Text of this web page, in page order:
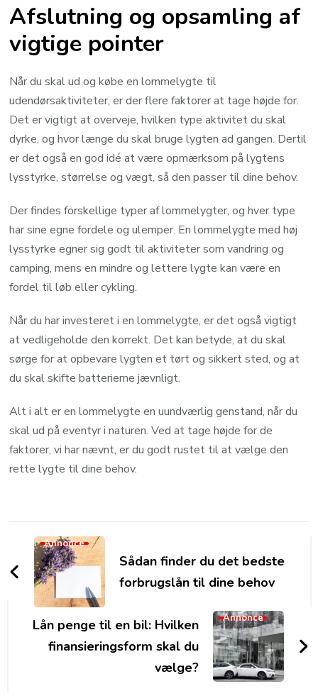
Afslutning og opsamling af
vigtige pointer
Når du skal ud og købe en lommelygte til
udendørsaktiviteter, er der flere faktorer at tage højde for.
Det er vigtigt at overveje, hvilken type aktivitet du skal
dyrke, og hvor længe du skal bruge lygten ad gangen. Dertil
er det også en god idé at være opmærksom på lygtens
lysstyrke, størrelse og vægt, så den passer til dine behov.
Der findes forskellige typer af lommelygter, og hver type
har sine egne fordele og ulemper. En lommelygte med høj
lysstyrke egner sig godt til aktiviteter som vandring og
camping, mens en mindre og lettere lygte kan være en
fordel til løb eller cykling.
Når du har investeret i en lommelygte, er det også vigtigt
at vedligeholde den korrekt. Det kan betyde, at du skal
sørge for at opbevare lygten et tørt og sikkert sted, og at
du skal skifte batterierne jævnligt.
Alt i alt er en lommelygte en uundværlig genstand, når du
skal ud på eventyr i naturen. Ved at tage højde for de
faktorer, vi har nævnt, er du godt rustet til at vælge den
rette lygte til dine behov.
Post
Navigation
Annonce
Sådan finder du det bedste
forbrugslån til dine behov
Annonce
Lån penge til en bil: Hvilken
finansieringsform skal du
vælge?